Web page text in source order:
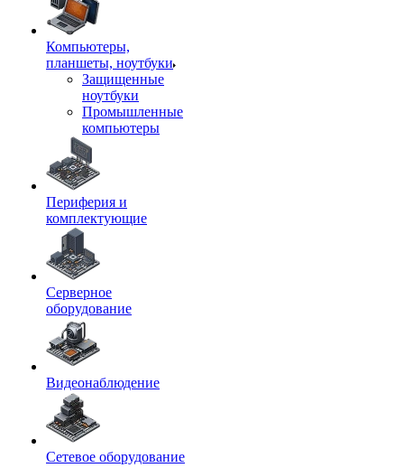
Компьютеры,
планшеты, ноутбуки
Защищенные
ноутбуки
Промышленные
компьютеры
Периферия и
комплектующие
Серверное
оборудование
Видеонаблюдение
Сетевое оборудование